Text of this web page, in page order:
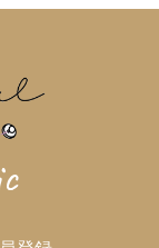
クトミー
リン